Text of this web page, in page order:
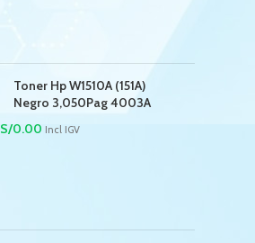
Toner Hp W1510A (151A)
Negro 3,050Pag 4003A
S/0.00 Incl IGV